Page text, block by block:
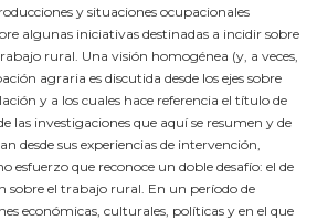
y situaciones ocupacionales
algunas iniciativas destinadas a incidir sobre
rural. Una visión homogénea (y, a veces,
agraria es discutida desde los ejes sobre
y a los cuales hace referencia el título de
las investigaciones que aquí se resumen y de
desde sus experiencias de intervención,
que reconoce un doble desafío: el de
sobre el trabajo rural. En un período de
económicas, culturales, políticas y en el que